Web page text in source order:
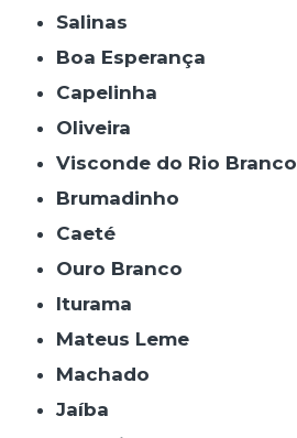
Salinas
Boa Esperança
Capelinha
Oliveira
Visconde do Rio Branco
Brumadinho
Caeté
Ouro Branco
Iturama
Mateus Leme
Machado
Jaíba